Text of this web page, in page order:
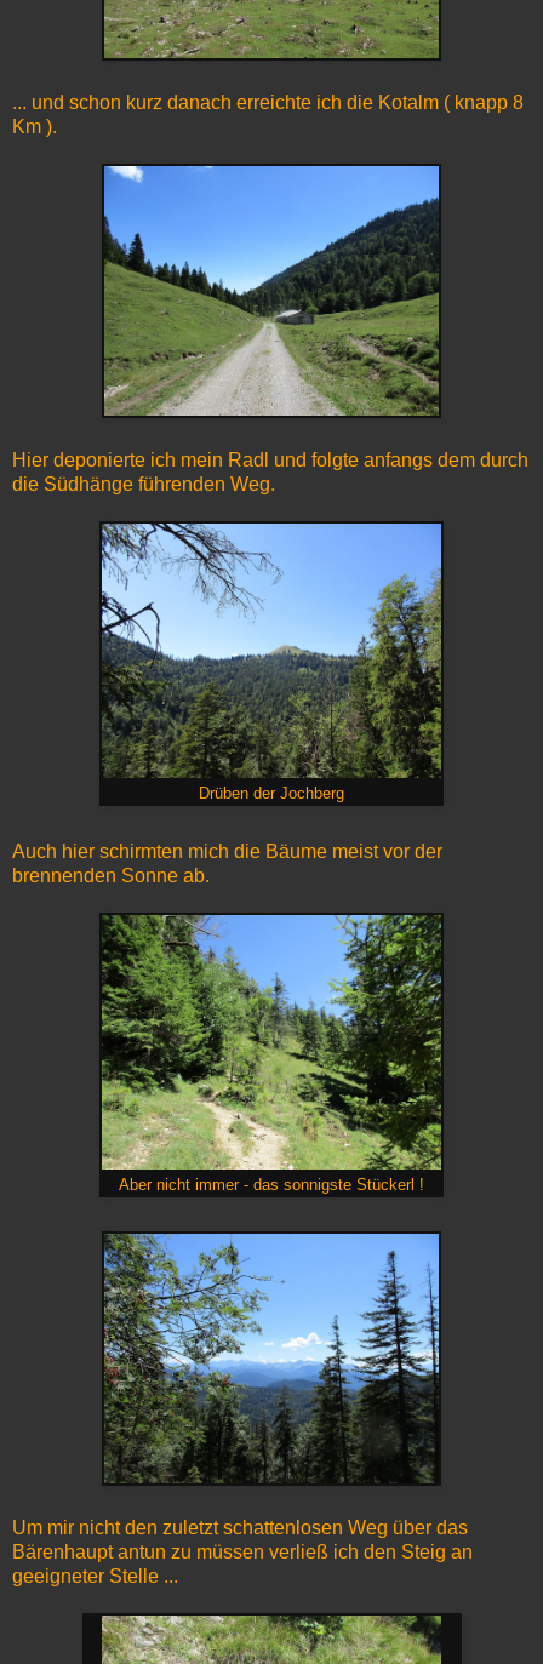
... und schon kurz danach erreichte ich die Kotalm ( knapp 8
Km ).
Hier deponierte ich mein Radl und folgte anfangs dem durch
die Südhänge führenden Weg.
Drüben der Jochberg
Auch hier schirmten mich die Bäume meist vor der
brennenden Sonne ab.
Aber nicht immer - das sonnigste Stückerl !
Um mir nicht den zuletzt schattenlosen Weg über das
Bärenhaupt antun zu müssen verließ ich den Steig an
geeigneter Stelle ...